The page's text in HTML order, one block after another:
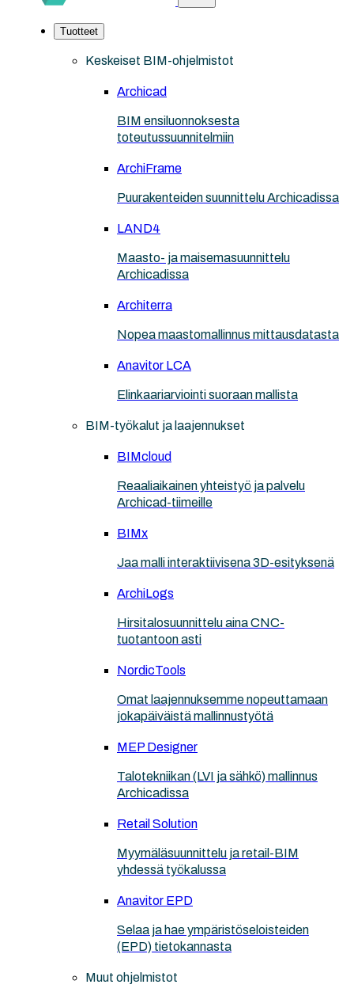
Tuotteet
Keskeiset BIM-ohjelmistot
Archicad
BIM ensiluonnoksesta
toteutussuunnitelmiin
ArchiFrame
Puurakenteiden suunnittelu Archicadissa
LAND4
Maasto- ja maisemasuunnittelu
Archicadissa
Architerra
Nopea maastomallinnus mittausdatasta
Anavitor LCA
Elinkaariarviointi suoraan mallista
BIM-työkalut ja laajennukset
BIMcloud
Reaaliaikainen yhteistyö ja palvelu
Archicad-tiimeille
BIMx
Jaa malli interaktiivisena 3D-esityksenä
ArchiLogs
Hirsitalosuunnittelu aina CNC-
tuotantoon asti
NordicTools
Omat laajennuksemme nopeuttamaan
jokapäiväistä mallinnustyötä
MEP Designer
Talotekniikan (LVI ja sähkö) mallinnus
Archicadissa
Retail Solution
Myymäläsuunnittelu ja retail-BIM
yhdessä työkalussa
Anavitor EPD
Selaa ja hae ympäristöseloisteiden
(EPD) tietokannasta
Muut ohjelmistot